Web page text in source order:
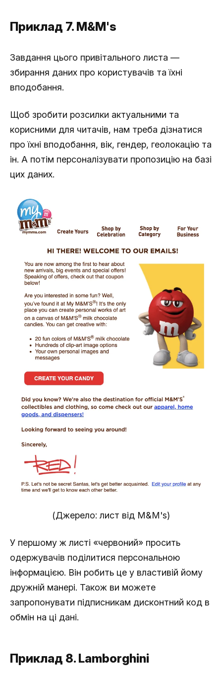
Приклад 7. M&M's
Завдання цього привітального листа —
збирання даних про користувачів та їхні
вподобання.
Щоб зробити розсилки актуальними та
корисними для читачів, нам треба дізнатися
про їхні вподобання, вік, гендер, геолокацію та
ін. А потім персоналізувати пропозицію на базі
цих даних.
(Джерело: лист від M&M's)
У першому ж листі «червоний» просить
одержувачів поділитися персональною
інформацією. Він робить це у властивій йому
дружній манері. Також ви можете
запропонувати підписникам дисконтний код в
обмін на ці дані.
Приклад 8. Lamborghini